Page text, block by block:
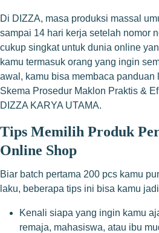
Di DIZZA, masa produksi massal
sampai 14 hari kerja setelah nomor
cukup singkat untuk dunia online
kamu termasuk orang yang ingin
awal, kamu bisa membaca panduan
Skema Prosedur Maklon Praktis &
DIZZA KARYA UTAMA.
Tips Memilih Produk
Online Shop
Biar batch pertama 200 pcs kamu
laku, beberapa tips ini bisa kamu
Kenali siapa yang ingin kamu
remaja, mahasiswa, atau ibu